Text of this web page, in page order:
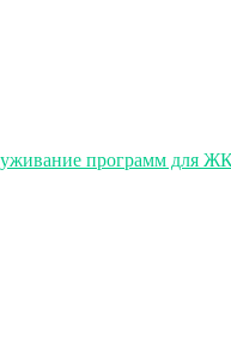
программ для